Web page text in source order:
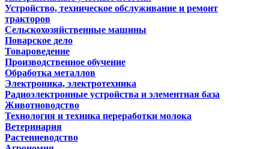
Устройство, техническое обслуживание и ремонт
тракторов
Сельскохозяйственные машины
Поварское дело
Товароведение
Производственное обучение
Обработка металлов
Электроника, электротехника
Радиоэлектронные устройства и элементная база
Животноводство
Технология и техника переработки молока
Ветеринария
Растениеводство